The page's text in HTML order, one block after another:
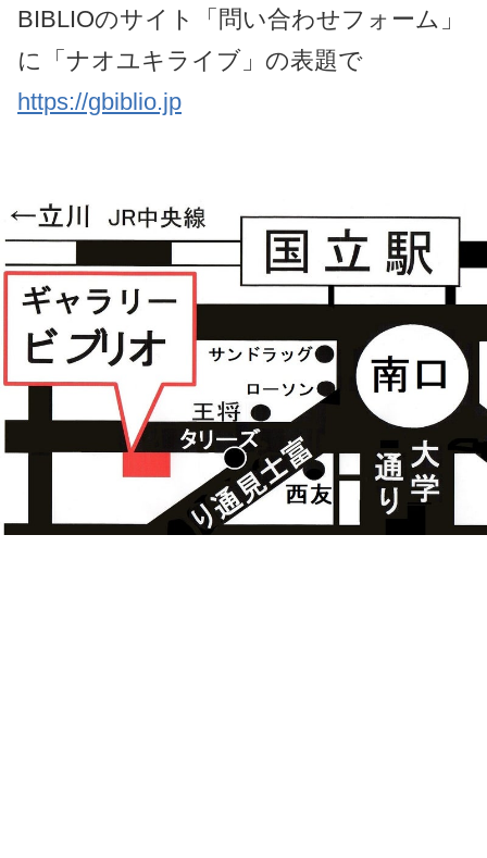
BIBLIOのサイト「問い合わせフォーム」
に「ナオユキライブ」の表題で
https://gbiblio.jp